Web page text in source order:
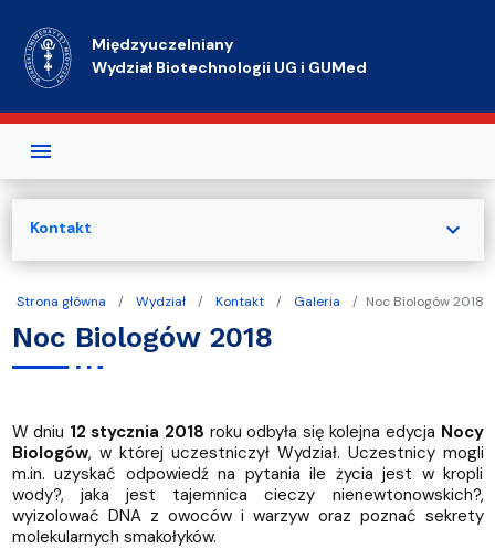
Międzyuczelniany
Wydział Biotechnologii UG i GUMed
Strona główna Wydział Kontakt Galeria Noc Biologów 2018
Noc Biologów 2018
W dniu 12 stycznia 2018 roku odbyła się kolejna edycja Nocy
Biologów, w której uczestniczył Wydział. Uczestnicy mogli
m.in. uzyskać odpowiedź na pytania ile życia jest w kropli
wody?, jaka jest tajemnica cieczy nienewtonowskich?,
wyizolować DNA z owoców i warzyw oraz poznać sekrety
molekularnych smakołyków.
Kontakt expand_more